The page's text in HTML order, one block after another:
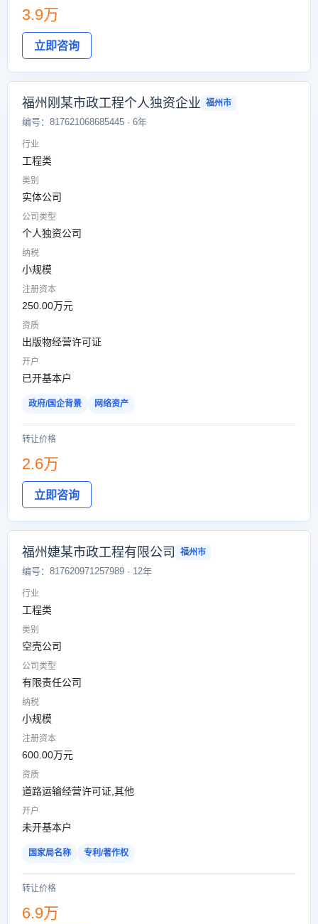
3.9万
立即咨询
福州刚某市政工程个人独资企业 福州市
编号：817621068685445 · 6年
行业
工程类
类别
实体公司
公司类型
个人独资公司
纳税
小规模
注册资本
250.00万元
资质
出版物经营许可证
开户
已开基本户
政府/国企背景 网络资产
转让价格
2.6万
立即咨询
福州婕某市政工程有限公司 福州市
编号：817620971257989 · 12年
行业
工程类
类别
空壳公司
公司类型
有限责任公司
纳税
小规模
注册资本
600.00万元
资质
道路运输经营许可证,其他
开户
未开基本户
国家局名称 专利/著作权
转让价格
6.9万